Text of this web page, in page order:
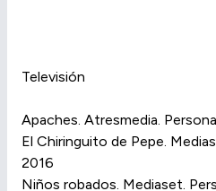
Televisión
Apaches. Atresmedia.
El Chiringuito de Pepe.
2016
Niños robados. Mediaset.